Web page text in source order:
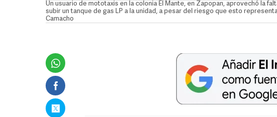
Un usuario de mototaxis en la colonia El Mante, en Zapopan, aprovechó la
subir un tanque de gas LP a la unidad, a pesar del riesgo que esto
Camacho